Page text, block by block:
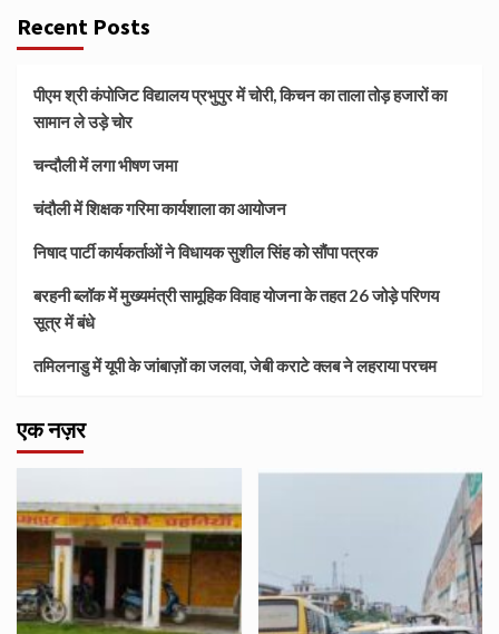
Recent Posts
पीएम श्री कंपोजिट विद्यालय प्रभुपुर में चोरी, किचन का ताला तोड़ हजारों का
सामान ले उड़े चोर
चन्दौली में लगा भीषण जमा
चंदौली में शिक्षक गरिमा कार्यशाला का आयोजन
निषाद पार्टी कार्यकर्ताओं ने विधायक सुशील सिंह को सौंपा पत्रक
बरहनी ब्लॉक में मुख्यमंत्री सामूहिक विवाह योजना के तहत 26 जोड़े परिणय
सूत्र में बंधे
तमिलनाडु में यूपी के जांबाज़ों का जलवा, जेबी कराटे क्लब ने लहराया परचम
एक नज़र